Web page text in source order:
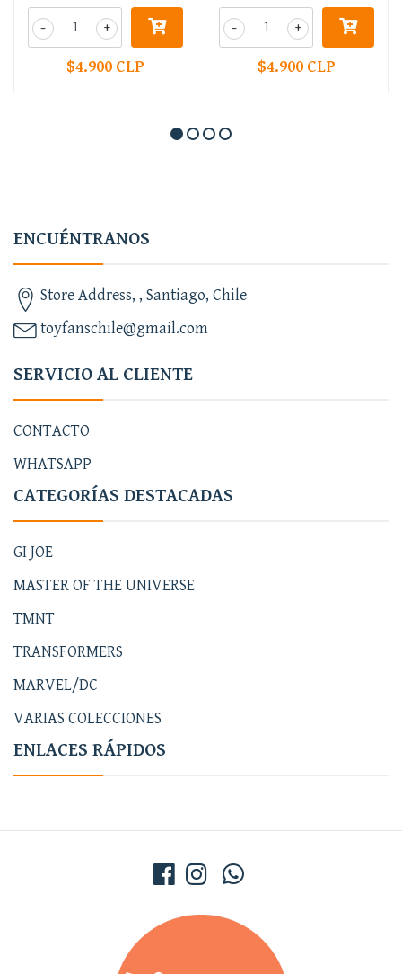
+
-
$4.900 CLP
+
-
$4.900 CLP
ENCUÉNTRANOS
Store Address, , Santiago, Chile
toyfanschile@gmail.com
SERVICIO AL CLIENTE
CONTACTO
WHATSAPP
CATEGORÍAS DESTACADAS
GI JOE
MASTER OF THE UNIVERSE
TMNT
TRANSFORMERS
MARVEL/DC
VARIAS COLECCIONES
ENLACES RÁPIDOS